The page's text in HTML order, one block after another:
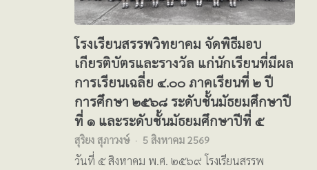
โรงเรียนสรรพวิทยาคม จัดพิธีมอบ
เกียรติบัตรและรางวัล แก่นักเรียนที่มีผล
การเรียนเฉลี่ย ๔.๐๐ ภาคเรียนที่ ๒ ปี
การศึกษา ๒๕๖๘ ระดับชั้นมัธยมศึกษาปี
ที่ ๑ และระดับชั้นมัธยมศึกษาปีที่ ๕
สุริยง สุภาวงษ์ 5 สิงหาคม 2569
วันที่ ๕ สิงหาคม พ.ศ. ๒๕๖๙ โรงเรียนสรรพ